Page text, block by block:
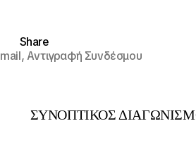
Share
Αντιγραφή Συνδέσμου